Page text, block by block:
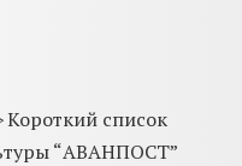
Короткий список
“АВАНПОСТ”